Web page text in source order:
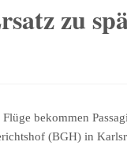
zu
bekommen
(BGH) in